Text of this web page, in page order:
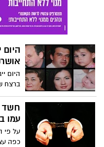
במדעי
היום
ברצח
עוד
גם את
חשד
עמו
על פי
כפה